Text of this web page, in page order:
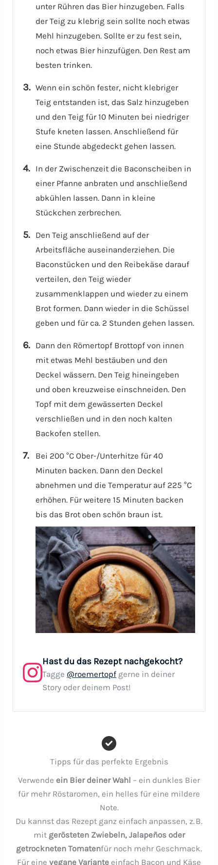
unter Rühren das Bier hinzugeben. Falls
der Teig zu klebrig sein sollte noch etwas
Mehl hinzugeben. Sollte er zu fest sein,
noch etwas Bier hinzufügen. Den Rest am
besten trinken.
Wenn ein schön fester, nicht klebriger
Teig entstanden ist, das Salz hinzugeben
und den Teig für 10 Minuten bei niedriger
Stufe kneten lassen. Anschließend für
eine Stunde abgedeckt gehen lassen.
In der Zwischenzeit die Baconscheiben in
einer Pfanne anbraten und anschließend
abkühlen lassen. Dann in kleine
Stückchen zerbrechen.
Den Teig anschließend auf der
Arbeitsfläche auseinanderziehen. Die
Baconstücken und den Reibekäse darauf
verteilen, den Teig wieder
zusammenklappen und wieder zu einem
Brot formen. Dann wieder in die Schüssel
geben und für ca. 2 Stunden gehen lassen.
Dann den Römertopf Brottopf von innen
mit etwas Mehl bestäuben und den
Deckel wässern. Den Teig hineingeben
und oben kreuzweise einschneiden. Den
Topf mit dem gewässerten Deckel
verschließen und in den noch kalten
Backofen stellen.
Bei 200 °C Ober-/Unterhitze für 40
Minuten backen. Dann den Deckel
abnehmen und die Temperatur auf 225 °C
erhöhen. Für weitere 15 Minuten backen
bis das Brot oben schön braun ist.
Hast du das Rezept nachgekocht?
Tagge @roemertopf gerne in deiner
Story oder deinem Post!
Tipps für das perfekte Ergebnis
Verwende ein Bier deiner Wahl – ein dunkles Bier
für mehr Röstaromen, ein helles für eine mildere
Note.
Du kannst das Rezept ganz einfach anpassen, z. B.
mit gerösteten Zwiebeln, Jalapeños oder
getrockneten Tomatenfür noch mehr Geschmack.
Für eine vegane Variante einfach Bacon und Käse